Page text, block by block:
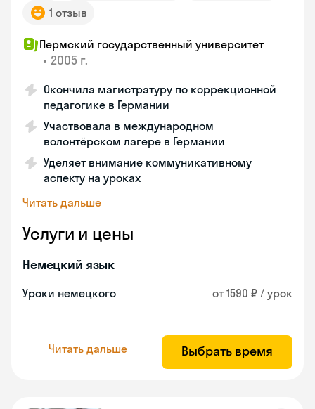
1 отзыв
Пермский государственный университет
• 2005 г.
Окончила магистратуру по коррекционной
педагогике в Германии
Участвовала в международном
волонтёрском лагере в Германии
Уделяет внимание коммуникативному
аспекту на уроках
Читать дальше
Услуги и цены
Немецкий язык
Уроки немецкого от 1590 ₽ / урок
Читать дальше Выбрать время